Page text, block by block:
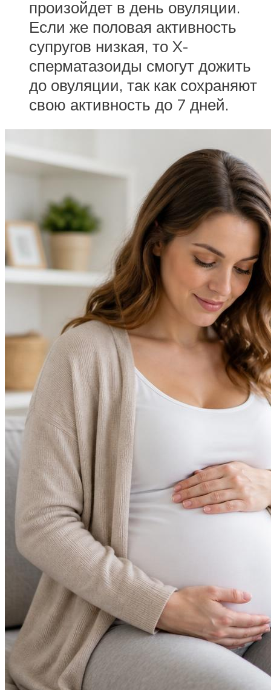
произойдет в день овуляции.
Если же половая активность
супругов низкая, то X-
сперматазоиды смогут дожить
до овуляции, так как сохраняют
свою активность до 7 дней.